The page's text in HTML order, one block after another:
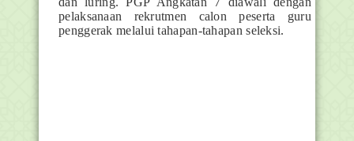
pelaksanaan rekrutmen calon peserta guru
penggerak melalui tahapan-tahapan seleksi.